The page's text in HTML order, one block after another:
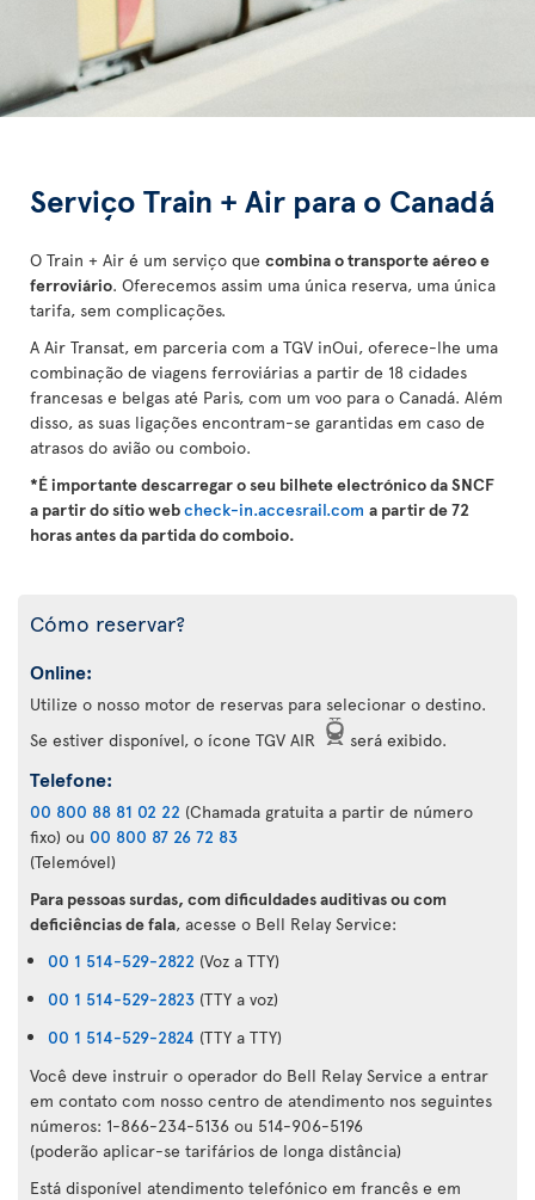
Serviço Train + Air para o Canadá
O Train + Air é um serviço que combina o transporte aéreo e
ferroviário. Oferecemos assim uma única reserva, uma única
tarifa, sem complicações.
A Air Transat, em parceria com a TGV inOui, oferece-lhe uma
combinação de viagens ferroviárias a partir de 18 cidades
francesas e belgas até Paris, com um voo para o Canadá. Além
disso, as suas ligações encontram-se garantidas em caso de
atrasos do avião ou comboio.
*É importante descarregar o seu bilhete electrónico da SNCF
a partir do sítio webcheck-in.accesrail.com a partir de 72
horas antes da partida do comboio.
Cómo reservar?
Online:
Utilize o nosso motor de reservas para selecionar o destino.
Se estiver disponível, o ícone TGV AIR
será exibido.
Telefone:
00 800 88 81 02 22 (Chamada gratuita a partir de número
fixo) ou 00 800 87 26 72 83
(Telemóvel)
Para pessoas surdas, com dificuldades auditivas ou com
deficiências de fala, acesse o Bell Relay Service:
00 1 514-529-2822 (Voz a TTY)
00 1 514-529-2823 (TTY a voz)
00 1 514-529-2824 (TTY a TTY)
Você deve instruir o operador do Bell Relay Service a entrar
em contato com nosso centro de atendimento nos seguintes
números: 1-866-234-5136 ou 514-906-5196
(poderão aplicar-se tarifários de longa distância)
Está disponível atendimento telefónico em francês e em